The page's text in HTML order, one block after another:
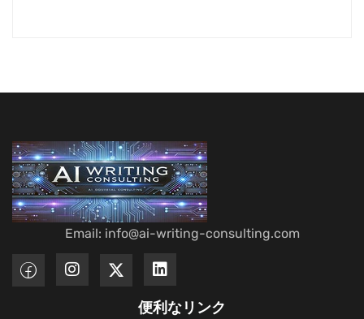
Email: info@ai-writing-consulting.com
便利なリンク